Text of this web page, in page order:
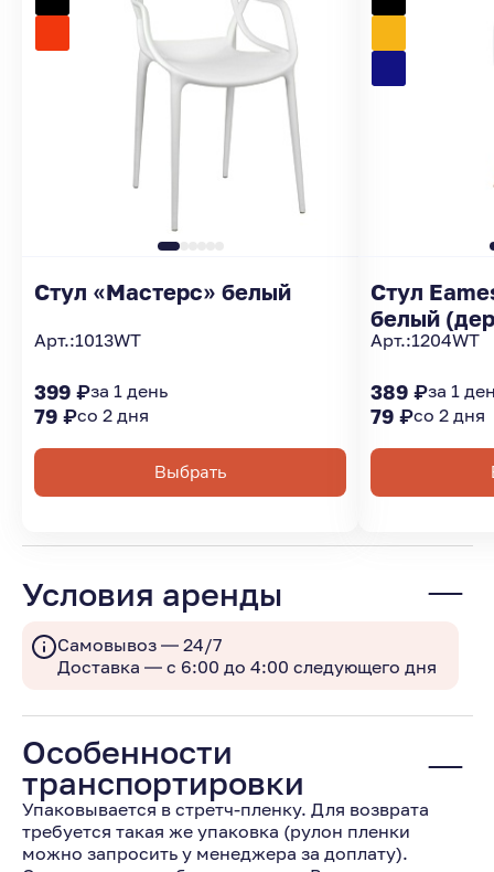
Стул «Мастерс» белый
Арт.:1013WT
399 ₽за 1 день
79 ₽со 2 дня
Выбрать
Стул
белый
Арт.:1204WT
389 ₽за 1
79 ₽со 2 дня
Условия аренды
Самовывоз — 24/7
Доставка — с 6:00 до 4:00 следующего дня
Особенности
транспортировки
Упаковывается в стретч-пленку. Для возврата
требуется такая же упаковка (рулон пленки
можно запросить у менеджера за доплату).